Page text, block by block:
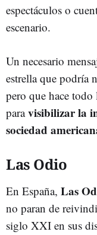
espectáculos o
escenario.
Un necesario
estrella que podría
pero que hace
paravisibilizar la
sociedad
Las Odio
En España, Las
no paran de
siglo XXI en sus